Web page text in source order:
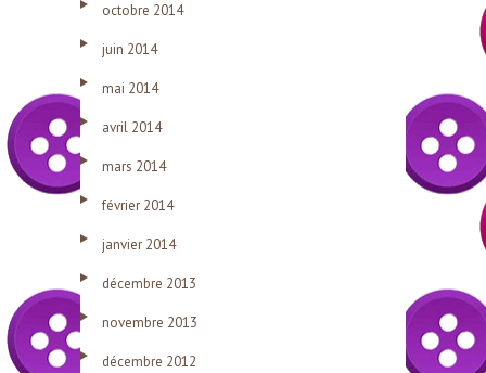
octobre 2014
juin 2014
mai 2014
avril 2014
mars 2014
février 2014
janvier 2014
décembre 2013
novembre 2013
décembre 2012